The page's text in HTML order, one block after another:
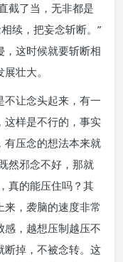
截了当，无非都是
续，把妄念斩断。”
，这时候就要斩断相
壮大。
让念头起来，有一
这样是不行的，事实
有压念的想法本来就
然邪念不好，那就
真的能压住吗？其
，袭脑的速度非常
感，越想压制越压不
断掉，不被念转。这